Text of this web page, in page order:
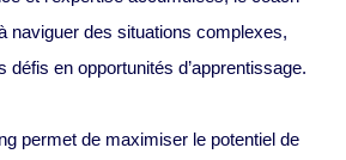
naviguer des situations complexes,
défis en opportunités d’apprentissage.
permet de maximiser le potentiel de